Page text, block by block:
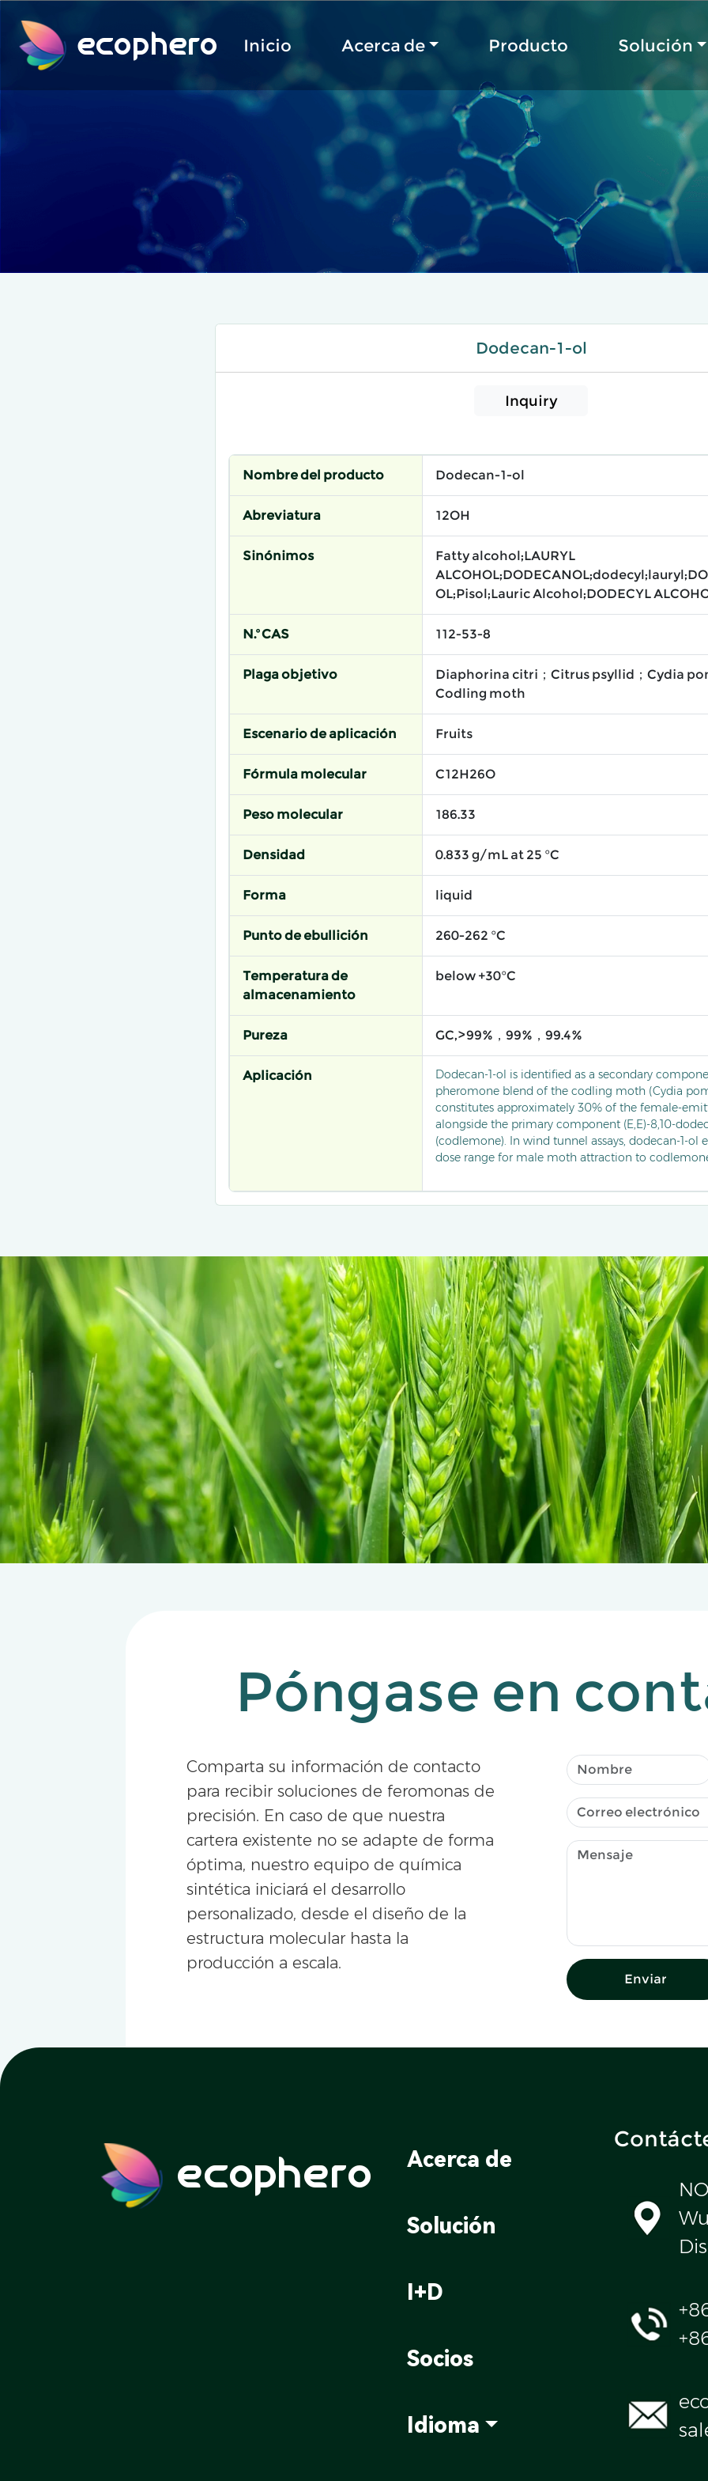
ecophero Inicio Acerca de Producto Solución
Dodecan-1-ol
Inquiry
Nombre del producto Dodecan-1-ol
Abreviatura 12OH
Sinónimos
Fatty alcohol;LAURYL
OL;Pisol;Lauric Alcohol;DODECYL
N.º CAS 112-53-8
Plaga objetivo
Diaphorina citri；Citrus psyllid；Cydia
Codling moth
Escenario de aplicación Fruits
Fórmula molecular C12H26O
Peso molecular 186.33
Densidad 0.833 g/mL at 25 °C
Forma liquid
Punto de ebullición 260-262 °C
Temperatura de
almacenamiento
below +30°C
Pureza GC,>99%，99%，99.4%
Aplicación
Dodecan-1-ol is identified as a secondary
pheromone blend of the codling moth (Cydia
constitutes approximately 30% of the female-
alongside the primary component (E,E)-8,10-
(codlemone). In wind tunnel assays, dodecan-1-ol
dose range for male moth attraction to
component lures, this saturated alcohol is widely
pear orchards to monitor and disrupt mating
Póngase en
Comparta su información de contacto
para recibir soluciones de feromonas de
precisión. En caso de que nuestra
cartera existente no se adapte de forma
óptima, nuestro equipo de química
sintética iniciará el desarrollo
personalizado, desde el diseño de la
estructura molecular hasta la
producción a escala.
Enviar
ecophero Acerca de
Solución
I+D
Socios
Idioma